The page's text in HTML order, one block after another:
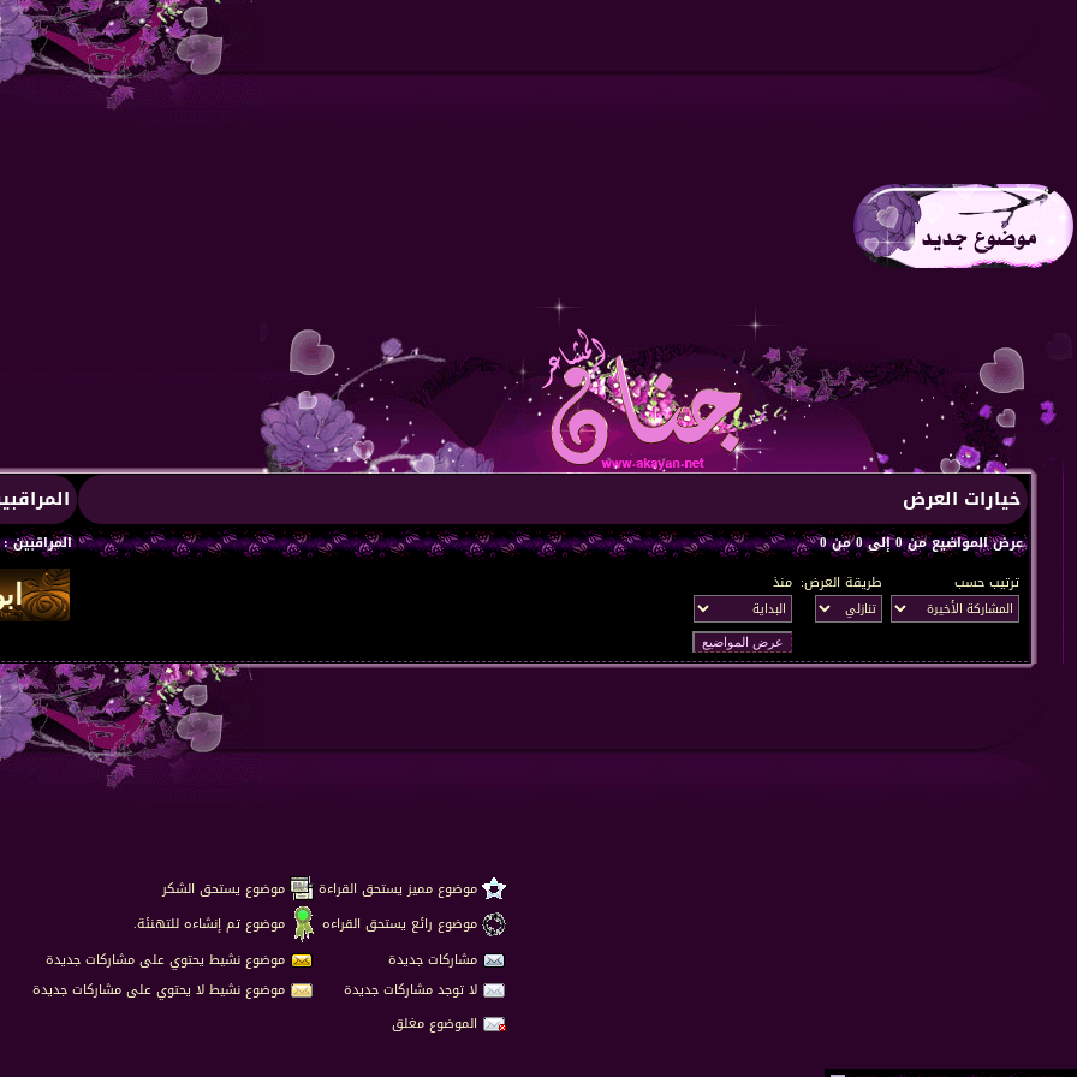
خيارات العرض
عرض المواضيع من 0 إلى 0 من 0
المراقبين : 1
ترتيب حسب
طريقة العرض: منذ
موضوع مميز يستحق القراءة
موضوع يستحق الشكر
موضوع رائع يستحق القراءه
موضوع تم إنشاءه للتهنئة.
مشاركات جديدة
موضوع نشيط يحتوي على مشاركات جديدة
لا توجد مشاركات جديدة
موضوع نشيط لا يحتوي على مشاركات جديدة
الموضوع مغلق